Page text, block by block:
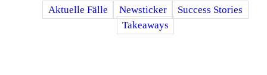
Aktuelle Fälle Newsticker
Success Stories
Takeaways